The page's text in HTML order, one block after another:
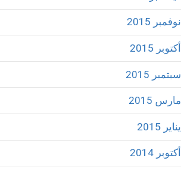
نوفمبر 2015
أكتوبر 2015
سبتمبر 2015
مارس 2015
يناير 2015
أكتوبر 2014